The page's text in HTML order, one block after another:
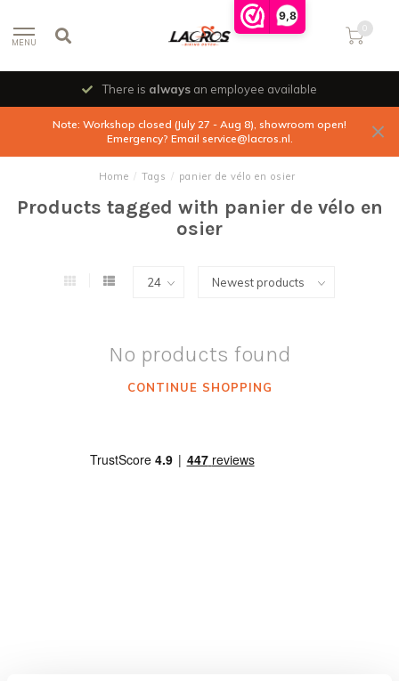
9,8
MENU
0
There is always an employee available
Note: Workshop closed (July 27 - Aug 8), showroom open!
Emergency? Email service@lacros.nl.
Home / Tags / panier de vélo en osier
Products tagged with panier de vélo en
osier
No products found
CONTINUE SHOPPING